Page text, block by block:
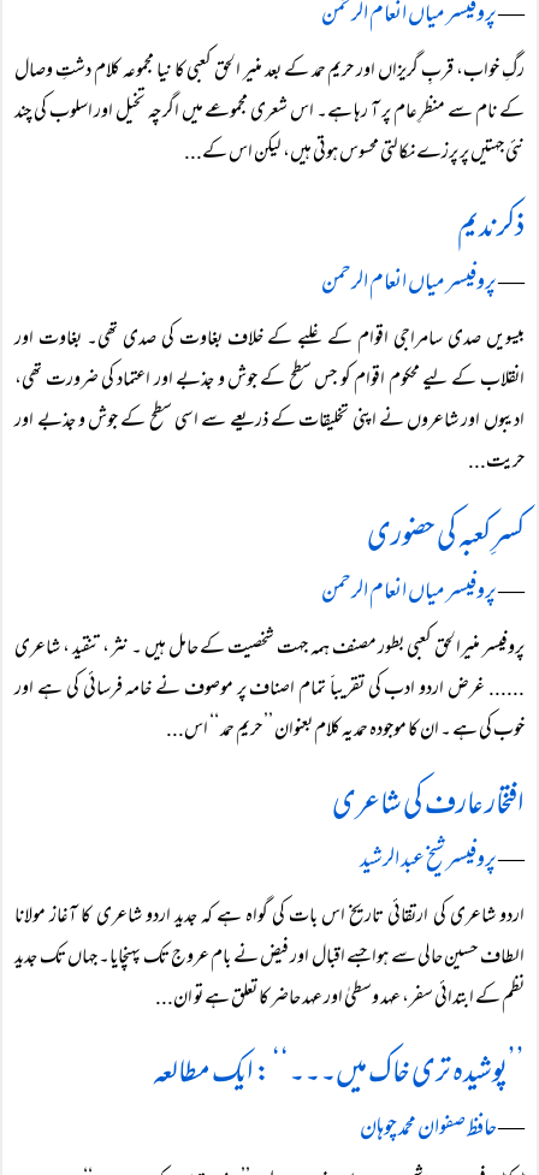
―پروفیسر میاں انعام الرحمن
رگِ خواب، قربِ گریزاں اور حریم حمد کے بعد منیر الحق کعبی کا نیا مجموعہ کلام دشتِ وصال
کے نام سے منظرِ عام پر آ رہا ہے۔ اس شعری مجموعے میں اگرچہ تخیل اور اسلوب کی چند
نئی جہتیں پر پرزے نکالتی محسوس ہوتی ہیں، لیکن اس کے...
ذکر ندیم
―پروفیسر میاں انعام الرحمن
بیسویں صدی سامراجی اقوام کے غلبے کے خلاف بغاوت کی صدی تھی۔ بغاوت اور
انقلاب کے لیے محکوم اقوام کو جس سطح کے جوش و جذبے اور اعتماد کی ضرورت تھی،
ادیبوں اور شاعروں نے اپنی تخلیقات کے ذریعے سے اسی سطح کے جوش و جذبے اور
حریت...
کسرِ کعبہ کی حضوری
―پروفیسر میاں انعام الرحمن
پروفیسر منیرالحق کعبی بطور مصنف ہمہ جہت شخصیت کے حامل ہیں ۔ نثر ، تنقید ، شاعری
...... غرض اردو ادب کی تقریباََ تمام اصناف پر موصوف نے خامہ فرسائی کی ہے اور
خوب کی ہے ۔ ان کا موجودہ حمدیہ کلام بعنوان ’’ حریمِ حمد ‘‘ اس...
افتخار عارف کی شاعری
―پروفیسر شیخ عبد الرشید
اردو شاعری کی ارتقائی تاریخ اس بات کی گواہ ہے کہ جدید اردو شاعری کا آغاز مولانا
الطاف حسین حالی سے ہوا جسے اقبال اور فیض نے بام عروج تک پہنچایا۔ جہاں تک جدید
نظم کے ابتدائی سفر، عہد وسطیٰ اور عہد حاضر کا تعلق ہے تو ان...
’’پوشیدہ تری خاک میں۔۔۔‘‘ : ایک مطالعہ
―حافظ صفوان محمد چوہان